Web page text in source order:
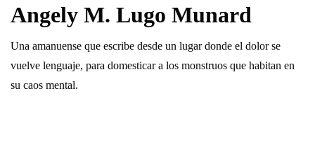
Angely M. Lugo Munard
Una amanuense que escribe desde un lugar donde el dolor se
vuelve lenguaje, para domesticar a los monstruos que habitan en
su caos mental.